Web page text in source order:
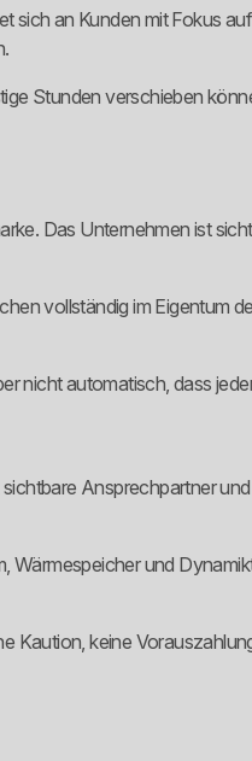
an Kunden mit Fokus
Stunden verschieben
Das Unternehmen ist
vollständig im Eigentum
nicht automatisch, dass
Ansprechpartner
und
keine